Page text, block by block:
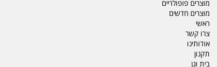
מוצרים פופולריים
מוצרים חדשים
ראשי
צרו קשר
אודותינו
תקנון
בית וגן